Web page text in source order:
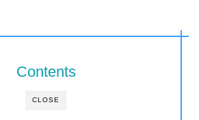
CLOSE
Contents